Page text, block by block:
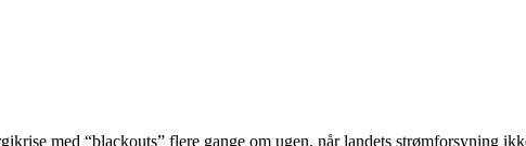
med “blackouts” flere gange om ugen, når landets strømforsyning